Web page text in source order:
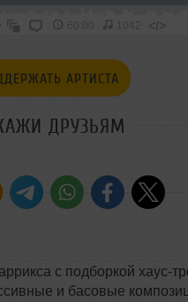
60:00 1042 </>
АРТИСТА
ДРУЗЬЯМ
с подборкой хаус-
и басовые